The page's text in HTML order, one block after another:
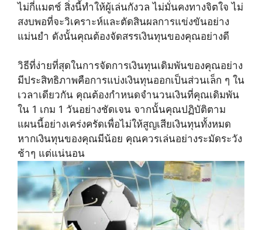
ไม่กี่แมตช์ สิ่งนี้ทำให้ผู้เล่นกังวล ไม่มั่นคงทางจิตใจ ไม่
สงบพอที่จะวิเคราะห์และตัดสินผลการแข่งขันอย่าง
แม่นยำ ดังนั้นคุณต้องจัดสรรเงินทุนของคุณอย่างดี
วิธีที่ง่ายที่สุดในการจัดการเงินทุนเดิมพันของคุณอย่าง
มีประสิทธิภาพคือการแบ่งเงินทุนออกเป็นส่วนเล็ก ๆ ใน
เวลาเดียวกัน คุณต้องกำหนดจำนวนเงินที่คุณเดิมพัน
ใน 1 เกม 1 วันอย่างชัดเจน จากนั้นคุณปฏิบัติตาม
แผนนี้อย่างเคร่งครัดเพื่อไม่ให้สูญเสียเงินทุนทั้งหมด
หากเงินทุนของคุณมีน้อย คุณควรเล่นอย่างระมัดระวัง
ช้าๆ แต่แน่นอน